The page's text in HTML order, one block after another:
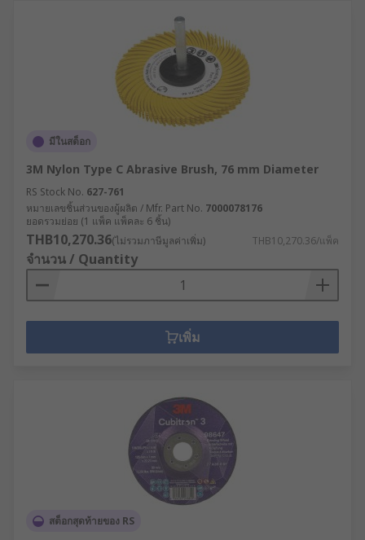
มีในสต็อก
3M Nylon Type C Abrasive Brush, 76 mm Diameter
RS Stock No. 627-761
หมายเลขชิ้นส่วนของผู้ผลิต / Mfr. Part No. 7000078176
ยอดรวมย่อย (1 แพ็ค แพ็คละ 6 ชิ้น)
THB10,270.36(ไม่รวมภาษีมูลค่าเพิ่ม) THB10,270.36/แพ็ค
จำนวน / Quantity
เพิ่ม
สต็อกสุดท้ายของ RS